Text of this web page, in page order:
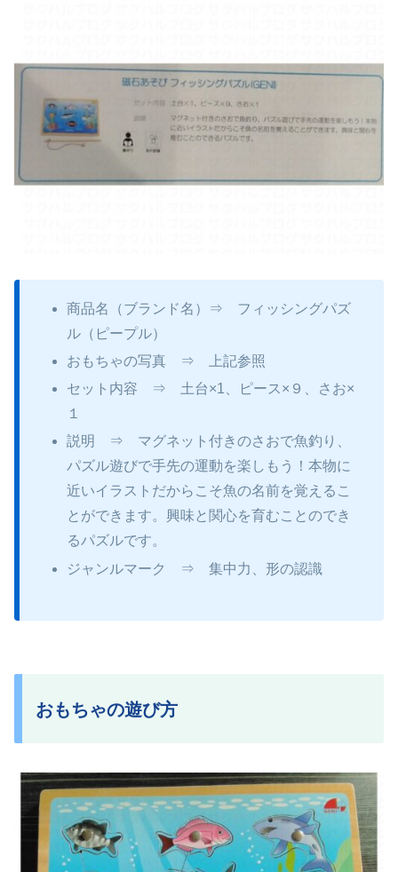
商品名（ブランド名）⇒ フィッシングパズ
ル（ピープル）
おもちゃの写真 ⇒ 上記参照
セット内容 ⇒ 土台×1、ピース×９、さお×
１
説明 ⇒ マグネット付きのさおで魚釣り、
パズル遊びで手先の運動を楽しもう！本物に
近いイラストだからこそ魚の名前を覚えるこ
とができます。興味と関心を育むことのでき
るパズルです。
ジャンルマーク ⇒ 集中力、形の認識
おもちゃの遊び方